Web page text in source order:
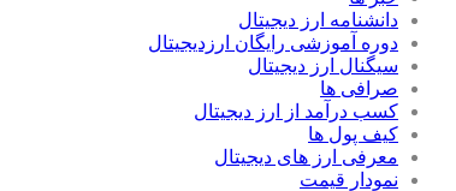
دانشنامه ارز دیجیتال
دوره آموزشی رایگان ارزدیجیتال
سیگنال ارز دیجیتال
صرافی ها
کسب درآمد از ارز دیجیتال
کیف پول ها
معرفی ارز های دیجیتال
نمودار قیمت